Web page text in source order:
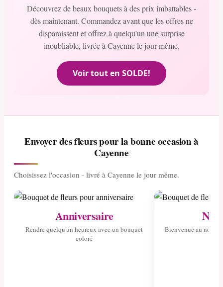
Découvrez de beaux bouquets à des prix imbattables -
dès maintenant. Commandez avant que les offres ne
disparaissent et offrez à quelqu'un une surprise
inoubliable, livrée à Cayenne le jour même.
Voir tout en SOLDE!
Envoyer des fleurs pour la bonne occasion à
Cayenne
Choisissez l'occasion - livré à Cayenne le jour même.
Anniversaire
Rendre quelqu'un heureux avec un bouquet
coloré
Bienvenue au